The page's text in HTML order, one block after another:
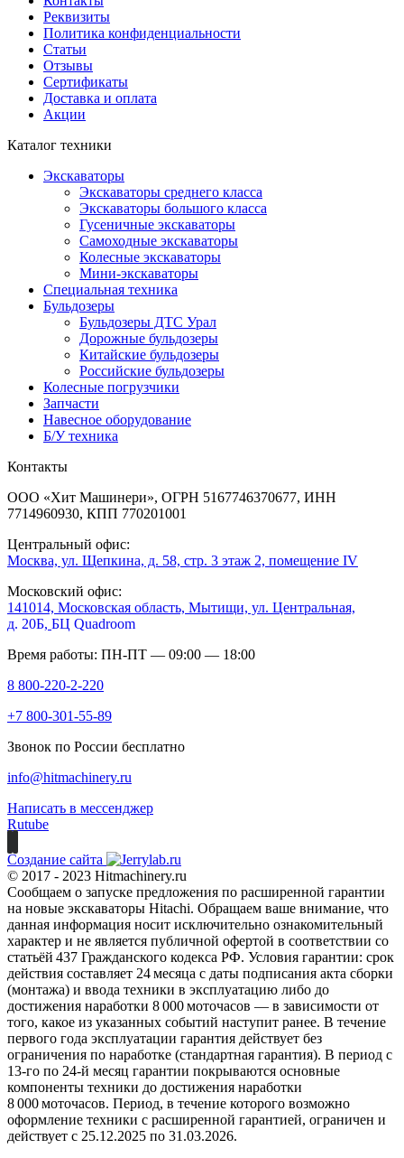
Реквизиты
Политика конфиденциальности
Статьи
Отзывы
Сертификаты
Доставка и оплата
Акции
Каталог техники
Экскаваторы
Экскаваторы среднего класса
Экскаваторы большого класса
Гусеничные экскаваторы
Самоходные экскаваторы
Колесные экскаваторы
Мини-экскаваторы
Специальная техника
Бульдозеры
Бульдозеры ДТС Урал
Дорожные бульдозеры
Китайские бульдозеры
Российские бульдозеры
Колесные погрузчики
Запчасти
Навесное оборудование
Б/У техника
Контакты
ООО «Хит Машинери», ОГРН 5167746370677, ИНН
7714960930, КПП 770201001
Центральный офис:
Москва, ул. Щепкина, д. 58, стр. 3 этаж 2, помещение IV
Московский офис:
141014, Московская область, Мытищи, ул. Центральная,
д. 20Б, БЦ Quadroom
Время работы: ПН-ПТ — 09:00 — 18:00
8 800-220-2-220
+7 800-301-55-89
Звонок по России бесплатно
info@hitmachinery.ru
Написать в мессенджер
Rutube
Создание сайта
© 2017 - 2023 Hitmachinery.ru
Сообщаем о запуске предложения по расширенной гарантии
на новые экскаваторы Hitachi. Обращаем ваше внимание, что
данная информация носит исключительно ознакомительный
характер и не является публичной офертой в соответствии со
статьёй 437 Гражданского кодекса РФ. Условия гарантии: срок
действия составляет 24 месяца с даты подписания акта сборки
(монтажа) и ввода техники в эксплуатацию либо до
достижения наработки 8 000 моточасов — в зависимости от
того, какое из указанных событий наступит ранее. В течение
первого года эксплуатации гарантия действует без
ограничения по наработке (стандартная гарантия). В период с
13‑го по 24‑й месяц гарантии покрываются основные
компоненты техники до достижения наработки
8 000 моточасов. Период, в течение которого возможно
оформление техники с расширенной гарантией, ограничен и
действует с 25.12.2025 по 31.03.2026.